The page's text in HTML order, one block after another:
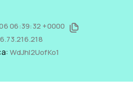
06:39:32 +0000
WdJhl2UofKo1